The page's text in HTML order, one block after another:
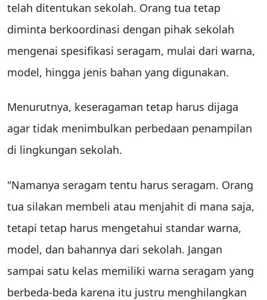
telah ditentukan sekolah. Orang tua tetap
diminta berkoordinasi dengan pihak sekolah
mengenai spesifikasi seragam, mulai dari warna,
model, hingga jenis bahan yang digunakan.
Menurutnya, keseragaman tetap harus dijaga
agar tidak menimbulkan perbedaan penampilan
di lingkungan sekolah.
"Namanya seragam tentu harus seragam. Orang
tua silakan membeli atau menjahit di mana saja,
tetapi tetap harus mengetahui standar warna,
model, dan bahannya dari sekolah. Jangan
sampai satu kelas memiliki warna seragam yang
berbeda-beda karena itu justru menghilangkan